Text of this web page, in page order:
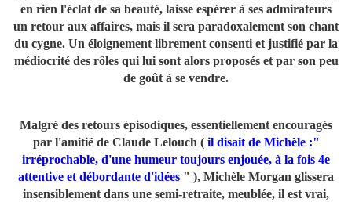
en rien l'éclat de sa beauté, laisse espérer à ses admirateurs
un retour aux affaires, mais il sera paradoxalement son chant
du cygne. Un éloignement librement consenti et justifié par la
médiocrité des rôles qui lui sont alors proposés et par son peu
de goût à se vendre.
Malgré des retours épisodiques, essentiellement encouragés
par l'amitié de Claude Lelouch ( il disait de Michèle :"
irréprochable, d'une humeur toujours enjouée, à la fois 4e
attentive et débordante d'idées " ), Michèle Morgan glissera
insensiblement dans une semi-retraite, meublée, il est vrai,